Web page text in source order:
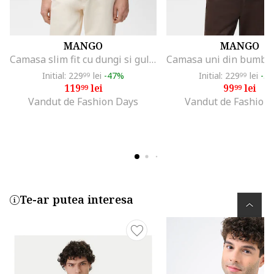
MANGO
Camasa slim fit cu dungi si guler fixat cu nasturi, Alb/Albastru glaciar
Initial: 22999 lei -47%
11999lei
Vandut de Fashion Days
MANGO
Initial: 22999 lei -
9999lei
Vandut de Fashion
Te-ar putea interesa